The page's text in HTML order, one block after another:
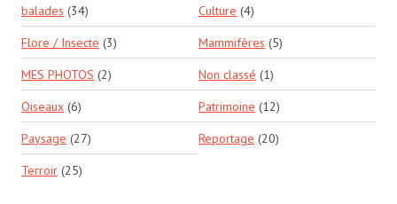
balades (34) Culture (4)
Flore / Insecte (3) Mammifères (5)
MES PHOTOS (2) Non classé (1)
Oiseaux (6) Patrimoine (12)
Paysage (27) Reportage (20)
Terroir (25)